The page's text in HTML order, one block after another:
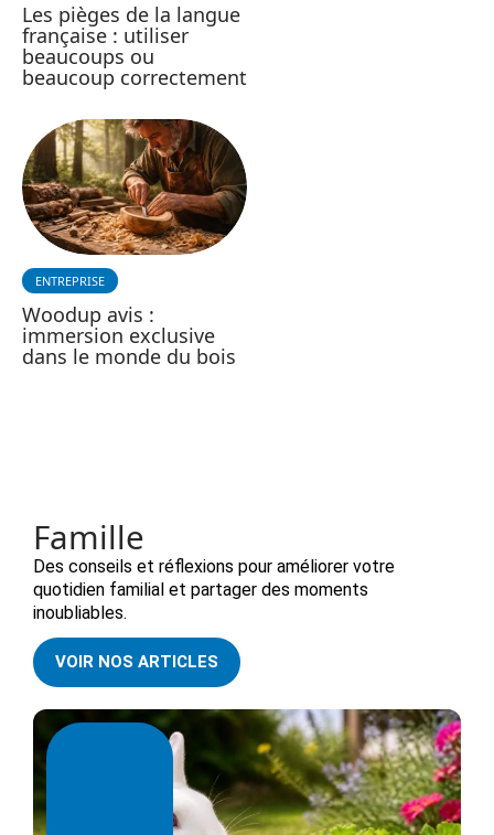
Les pièges de la langue
française : utiliser
beaucoups ou
beaucoup correctement
ENTREPRISE
Woodup avis :
immersion exclusive
dans le monde du bois
Famille
Des conseils et réflexions pour améliorer votre
quotidien familial et partager des moments
inoubliables.
VOIR NOS ARTICLES